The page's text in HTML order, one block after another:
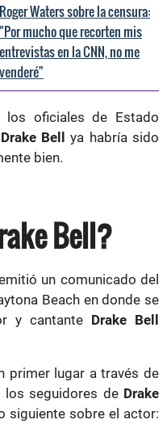
Roger Waters sobre la censura:
"Por mucho que recorten mis
entrevistas en la CNN, no me
venderé"
los oficiales de Estado
Drake Bell ya habría sido
bien.
Bell?
un comunicado del
Beach en donde se
y cantante Drake Bell
primer lugar a través de
los seguidores de Drake
siguiente sobre el actor: